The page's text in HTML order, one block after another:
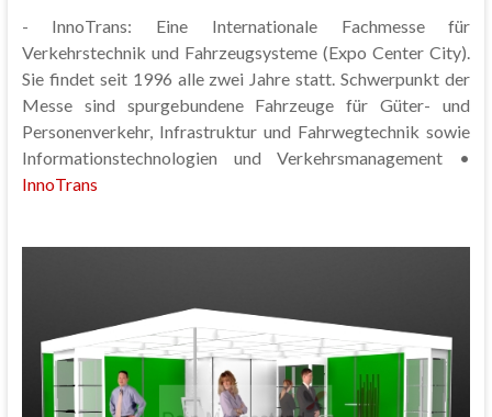
- InnoTrans: Eine Internationale Fachmesse für
Verkehrstechnik und Fahrzeugsysteme (Expo Center City).
Sie findet seit 1996 alle zwei Jahre statt. Schwerpunkt der
Messe sind spurgebundene Fahrzeuge für Güter- und
Personenverkehr, Infrastruktur und Fahrwegtechnik sowie
Informationstechnologien und Verkehrsmanagement •
InnoTrans